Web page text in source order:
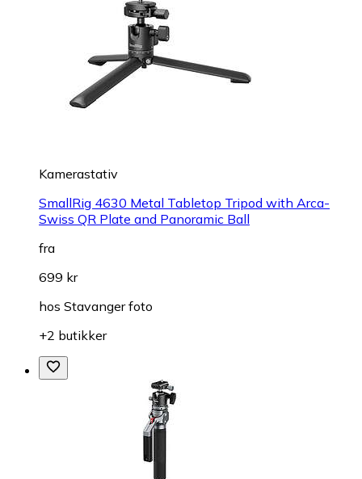
Kamerastativ
SmallRig 4630 Metal Tabletop Tripod with Arca-
Swiss QR Plate and Panoramic Ball
fra
699 kr
hos Stavanger foto
+2 butikker